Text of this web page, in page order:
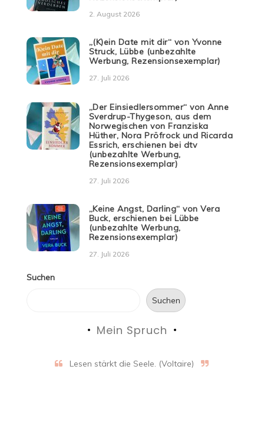
2. August 2026
„(K)ein Date mit dir“ von Yvonne
Struck, Lübbe (unbezahlte
Werbung, Rezensionsexemplar)
27. Juli 2026
„Der Einsiedlersommer“ von Anne
Sverdrup-Thygeson, aus dem
Norwegischen von Franziska
Hüther, Nora Pröfrock und Ricarda
Essrich, erschienen bei dtv
(unbezahlte Werbung,
Rezensionsexemplar)
27. Juli 2026
„Keine Angst, Darling“ von Vera
Buck, erschienen bei Lübbe
(unbezahlte Werbung,
Rezensionsexemplar)
27. Juli 2026
Suchen
Suchen
Mein Spruch
Lesen stärkt die Seele. (Voltaire)